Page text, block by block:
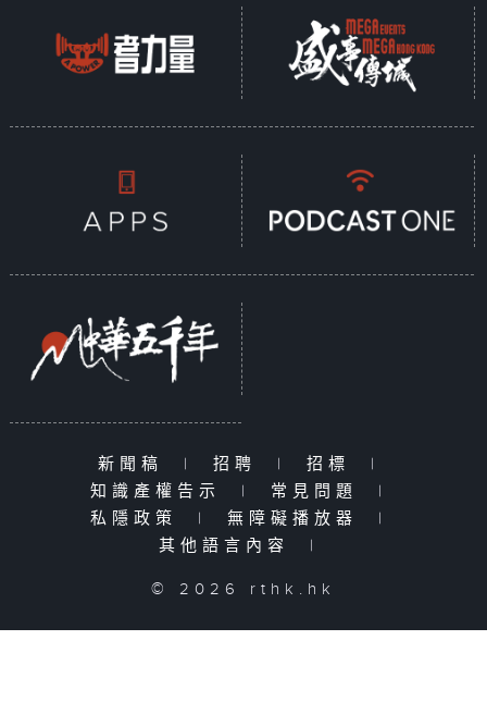
新聞稿 | 招聘 | 招標
|
知識產權告示
| 常見問題
|
私隱政策
| 無障礙播放器
|
其他語言內容
|
© 2026 rthk.hk